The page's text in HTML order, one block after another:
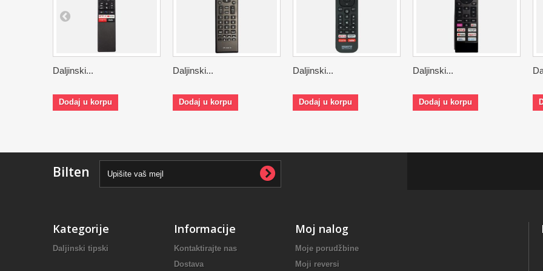
Daljinski...
Dodaj u korpu
Daljinski...
Dodaj u korpu
Daljinski...
Dodaj u korpu
Daljinski...
Dodaj u korpu
Bilten
Kategorije
Daljinski tipski
Informacije
Kontaktirajte nas
Dostava
Moj nalog
Moje porudžbine
Moji reversi